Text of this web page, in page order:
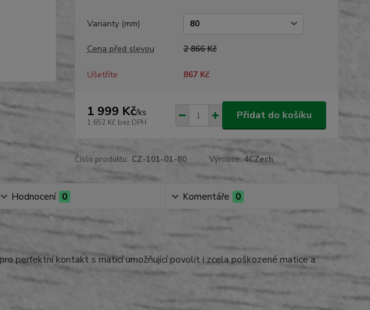
Varianty (mm)
Cena před slevou 2 866 Kč
Ušetříte 867 Kč
1 999 Kč/ks
1 652 Kč bez DPH
Přidat do košíku
Číslo produktu: CZ-101-01-80 Výrobce: 4CZech
Hodnocení 0 Komentáře 0
perfektní kontakt s maticí umožňující povolit i zcela poškozené matice a